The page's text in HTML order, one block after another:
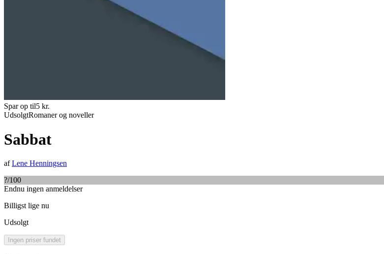
Spar op til5 kr.
UdsolgtRomaner og noveller
Sabbat
afLene Henningsen
?/100
Endnu ingen anmeldelser
Billigst lige nu
Udsolgt
Ingen priser fundet